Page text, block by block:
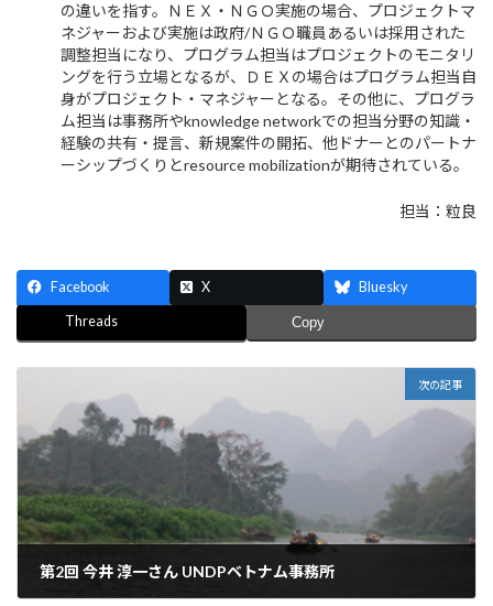
の違いを指す。ＮＥＸ・ＮＧＯ実施の場合、プロジェクトマ
ネジャーおよび実施は政府/ＮＧＯ職員あるいは採用された
調整担当になり、プログラム担当はプロジェクトのモニタリ
ングを行う立場となるが、ＤＥＸの場合はプログラム担当自
身がプロジェクト・マネジャーとなる。その他に、プログラ
ム担当は事務所やknowledge networkでの担当分野の知識・
経験の共有・提言、新規案件の開拓、他ドナーとのパートナ
ーシップづくりとresource mobilizationが期待されている。
担当：粒良
Facebook X Bluesky
Threads Copy
次の記事
第2回 今井 淳一さん UNDPベトナム事務所